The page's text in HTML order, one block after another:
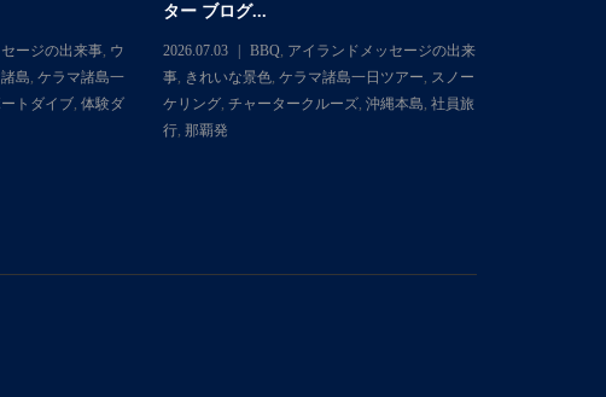
ージの出来事, ウ
島 ケラマ諸島一
トダイブ, 体験ダ
ター ブログ...
2026.07.03 BBQ アイランドメッセージの出来
事, きれいな景色, ケラマ諸島一日ツアー
スノー
ケリング, チャータークルーズ, 沖縄本島 社員旅
行, 那覇発